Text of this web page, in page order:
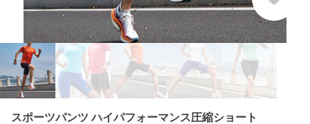
スポーツパンツ ハイパフォーマンス圧縮ショート